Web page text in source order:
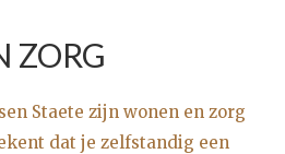
ZORG
Staete zijn wonen en zorg
dat je zelfstandig een